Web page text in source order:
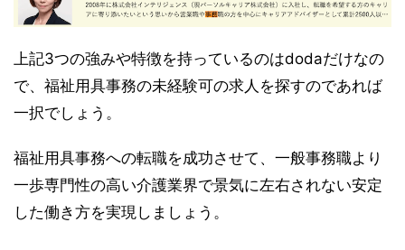
上記3つの強みや特徴を持っているのはdodaだけなの
で、福祉用具事務の未経験可の求人を探すのであれば
一択でしょう。
福祉用具事務への転職を成功させて、一般事務職より
一歩専門性の高い介護業界で景気に左右されない安定
した働き方を実現しましょう。